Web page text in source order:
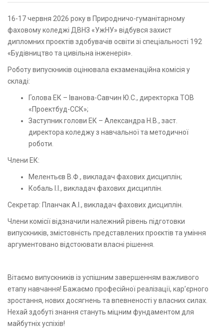
16-17 червня 2026 року в Природничо-гуманітарному
фаховому коледжі ДВНЗ «УжНУ» відбувся захист
дипломних проєктів здобувачів освіти зі спеціальності 192
«Будівництво та цивільна інженерія».
Роботу випускників оцінювала екзаменаційна комісія у
складі:
Голова ЕК – Іванова-Савчин Ю.С., директорка ТОВ
«Проектбуд-ССК»;
Заступник голови ЕК – Александра Н.В., заст.
директора коледжу з навчальної та методичної
роботи.
Члени ЕК:
Мелентьєв В.Ф., викладач фахових дисциплін;
Кобаль І.І., викладач фахових дисциплін.
Секретар: Планчак А.І., викладач фахових дисциплін.
Члени комісії відзначили належний рівень підготовки
випускників, змістовність представлених проєктів та уміння
аргументовано відстоювати власні рішення.
Вітаємо випускників із успішним завершенням важливого
етапу навчання! Бажаємо професійної реалізації, кар’єрного
зростання, нових досягнень та впевненості у власних силах.
Нехай здобуті знання стануть міцним фундаментом для
майбутніх успіхів!